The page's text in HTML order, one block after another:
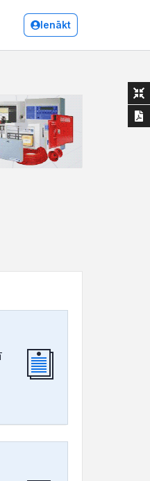
Ienākt